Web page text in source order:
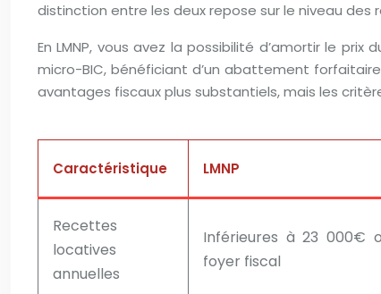
distinction entre les deux repose sur le niveau
En LMNP, vous avez la possibilité d’amortir le
micro-BIC, bénéficiant d’un abattement
avantages fiscaux plus substantiels, mais les
Caractéristique LMNP
Recettes
locatives
annuelles
Inférieures à 23 000€
foyer fiscal